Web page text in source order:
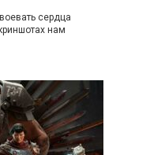
сердца
нам